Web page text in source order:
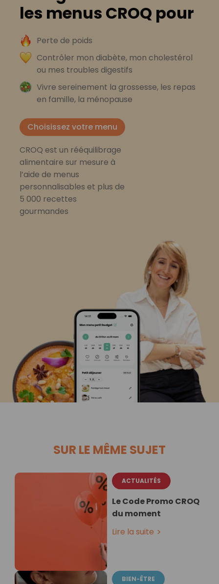
les menus CROQ pour
Perte de poids
Contrôler mon diabète, mon cholestérol
ou mes troubles digestifs
Vivre sereinement la grossesse, les repas
en famille, la ménopause
Choisissez votre menu
CROQ est un rééquilibrage
alimentaire sur mesure à
l’aide de menus
personnalisables et plus de
5 000 recettes
gourmandes
SUR LE MÊME SUJET
ACTUALITÉS
Le Code Promo CROQ
du moment
Lire la suite
BIEN-ÊTRE